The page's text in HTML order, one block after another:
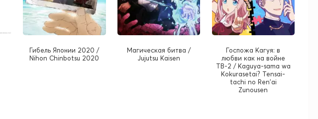
Гибель Японии 2020 /
Nihon Chinbotsu 2020
Магическая битва /
Jujutsu Kaisen
Госпожа Кагуя: в
любви как на войне
ТВ-2 / Kaguya-sama wa
Kokurasetai? Tensai-
tachi no Ren'ai
Zunousen